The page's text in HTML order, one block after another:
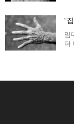
“
임
더